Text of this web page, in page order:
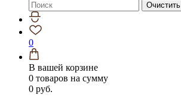
Очистить
0
В вашей корзине
0 товаров на сумму
0 руб.